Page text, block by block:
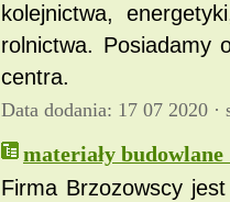
kolejnictwa,
rolnictwa. Posiadamy
centra.
Data dodania: 17 07 2020 ·
materiały
Firma Brzozowscy